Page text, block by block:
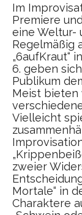
Im
Premiere
eine Weltur-
Regelmäßig
„6aufKraut“
6. geben
Publikum
Meist bieten
Vielleicht
zweier
Mortale“ in
Charaktere